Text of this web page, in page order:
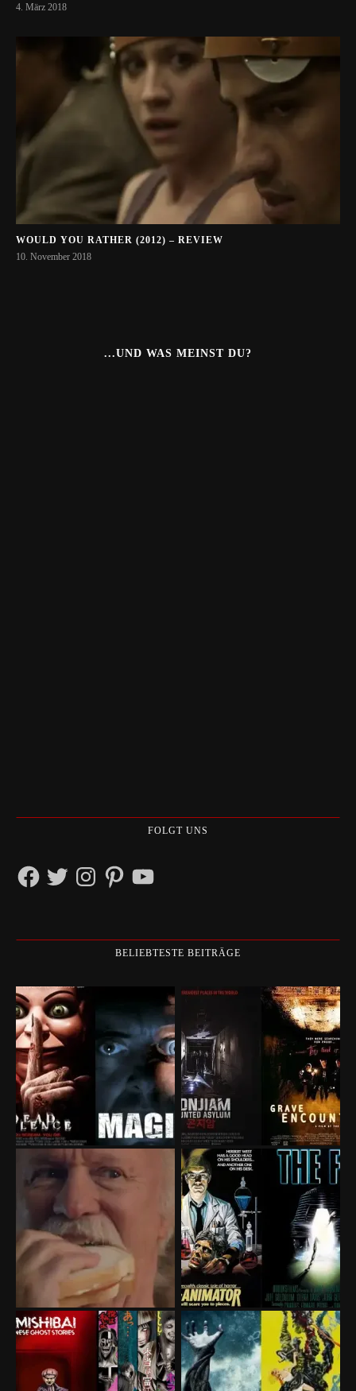
4. März 2018
WOULD YOU RATHER (2012) – REVIEW
10. November 2018
...UND WAS MEINST DU?
FOLGT UNS
FacebookTwitterInstagramPinterestYouTube
BELIEBTESTE BEITRÄGE